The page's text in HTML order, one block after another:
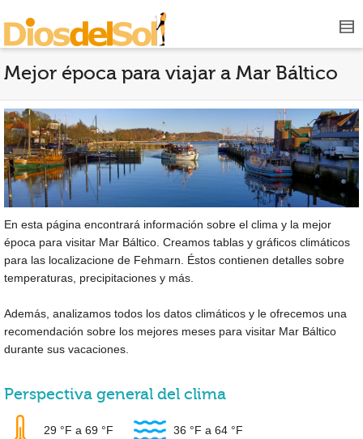
Mejor época para viajar a Mar Báltico
En esta página encontrará información sobre el clima y la mejor
época para visitar Mar Báltico. Creamos tablas y gráficos climáticos
para las localizacione de Fehmarn. Éstos contienen detalles sobre
temperaturas, precipitaciones y más.
Además, analizamos todos los datos climáticos y le ofrecemos una
recomendación sobre los mejores meses para visitar Mar Báltico
durante sus vacaciones.
Perspectiva general del clima
29 °F a 69 °F 36 °F a 64 °F